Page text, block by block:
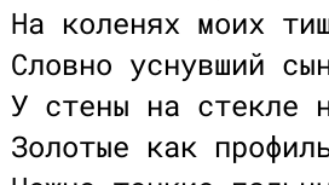
На коленях моих
Словно уснувший
У стены на стекле
Золотые как